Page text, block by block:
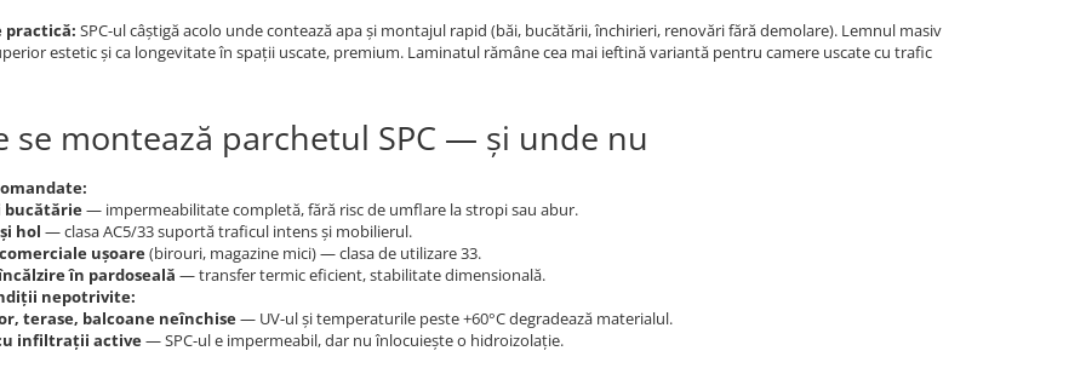
practică: SPC-ul câștigă acolo unde contează apa și montajul rapid (băi, bucătării, închirieri, renovări fără demolare). Lemnul masiv
estetic și ca longevitate în spații uscate, premium. Laminatul rămâne cea mai ieftină variantă pentru camere uscate cu trafic
se montează parchetul SPC — și unde nu
bucătărie— impermeabilitate completă, fără risc de umflare la stropi sau abur.
hol — clasa AC5/33 suportă traficul intens și mobilierul.
ușoare(birouri, magazine mici) — clasa de utilizare 33.
în pardoseală — transfer termic eficient, stabilitate dimensională.
nepotrivite:
terase, balcoane neînchise— UV-ul și temperaturile peste +60°C degradează materialul.
infiltrații active— SPC-ul e impermeabil, dar nu înlocuiește o hidroizolație.